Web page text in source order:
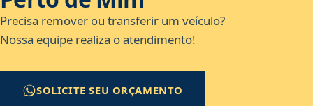
Precisa remover ou transferir um veículo?
Nossa equipe realiza o atendimento!
SOLICITE SEU ORÇAMENTO